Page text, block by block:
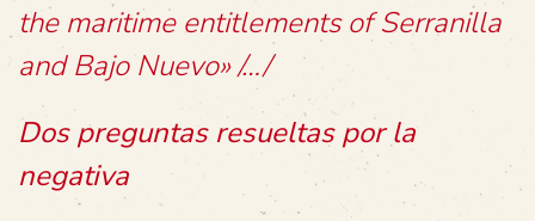
the maritime entitlements of Serranilla
and Bajo Nuevo» /…/
Dos preguntas resueltas por la
negativa